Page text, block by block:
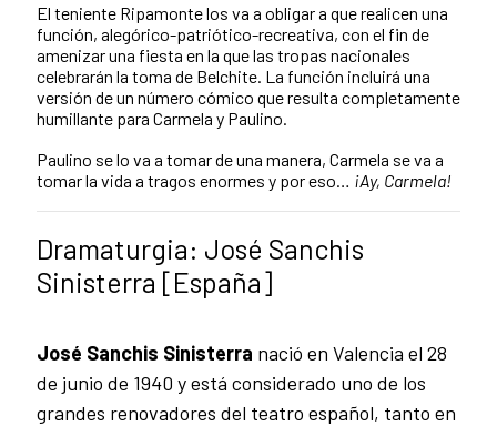
El teniente Ripamonte los va a obligar a que realicen una
función, alegórico-patriótico-recreativa, con el fin de
amenizar una fiesta en la que las tropas nacionales
celebrarán la toma de Belchite. La función incluirá una
versión de un número cómico que resulta completamente
humillante para Carmela y Paulino.
Paulino se lo va a tomar de una manera, Carmela se va a
tomar la vida a tragos enormes y por eso… ¡Ay, Carmela!
Dramaturgia: José Sanchis
Sinisterra [España]
José Sanchis Sinisterra nació en Valencia el 28
de junio de 1940 y está considerado uno de los
grandes renovadores del teatro español, tanto en